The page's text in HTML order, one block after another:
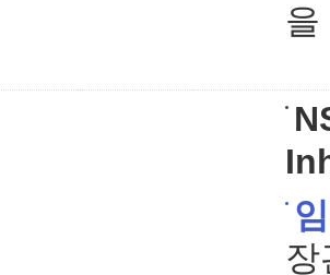
을
장